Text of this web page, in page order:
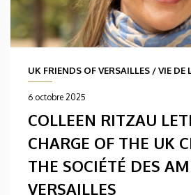
UK FRIENDS OF VERSAILLES /VIE DE
6 octobre 2025
COLLEEN RITZAU
CHARGE OF THE UK
THE SOCIÉTÉ DES
VERSAILLES